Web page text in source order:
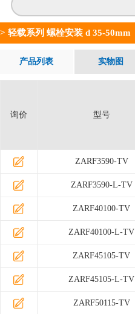
> 轻载系列 螺栓安装 d 35-50mm
产品列表 实物图
询价 型号
ZARF3590-TV
ZARF3590-L-TV
ZARF40100-TV
ZARF40100-L-TV
ZARF45105-TV
ZARF45105-L-TV
ZARF50115-TV